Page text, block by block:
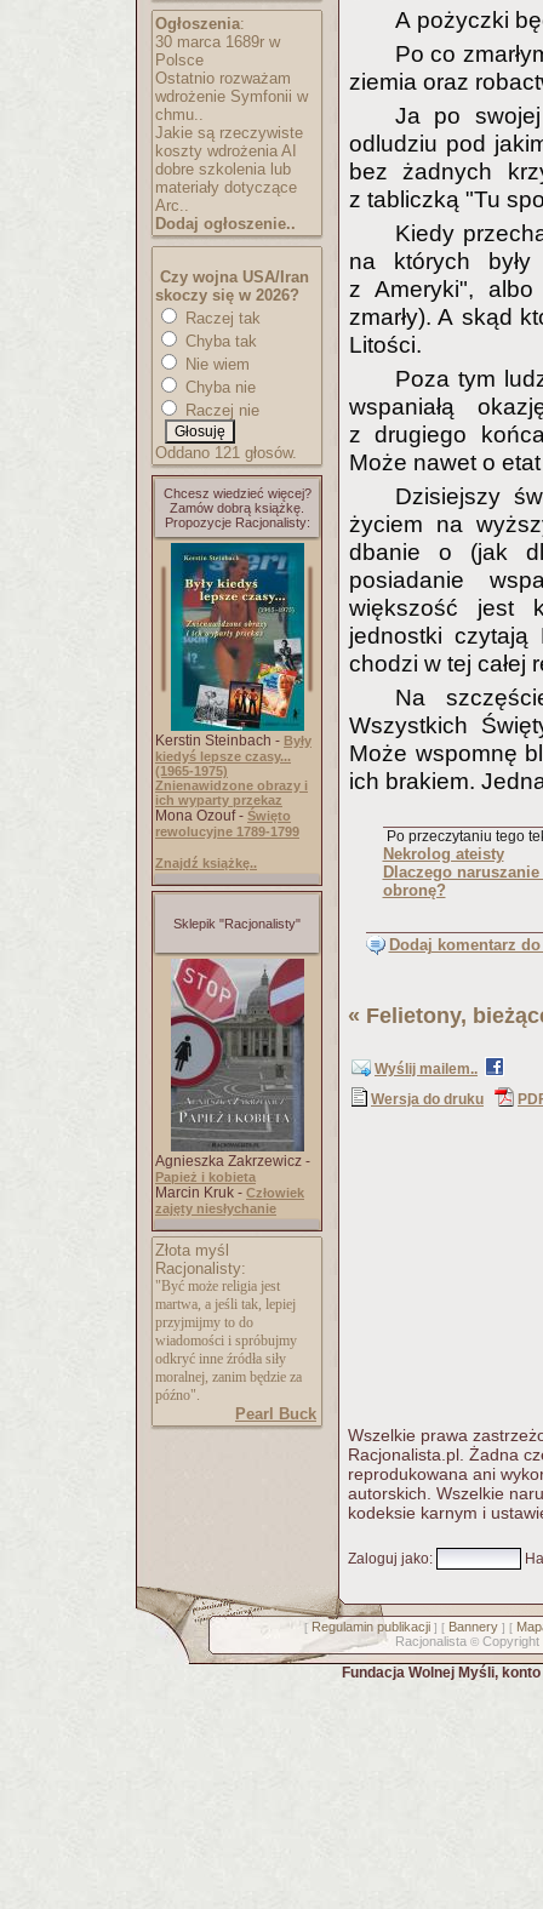
Ogłoszenia:
30 marca 1689r w
Polsce
Ostatnio rozważam
wdrożenie Symfonii w
chmu..
Jakie są rzeczywiste
koszty wdrożenia AI
dobre szkolenia lub
materiały dotyczące
Arc..
Dodaj ogłoszenie..
Czy wojna USA/Iran
skoczy się w 2026?
Raczej tak
Chyba tak
Nie wiem
Chyba nie
Raczej nie
Oddano 121 głosów.
Chcesz wiedzieć więcej?
Zamów dobrą książkę.
Propozycje Racjonalisty:
Kerstin Steinbach - Były
kiedyś lepsze czasy...
(1965-1975)
Znienawidzone obrazy i
ich wyparty przekaz
Mona Ozouf - Święto
rewolucyjne 1789-1799
Znajdź książkę..
Sklepik "Racjonalisty"
Agnieszka Zakrzewicz -
Papież i kobieta
Marcin Kruk - Człowiek
zajęty niesłychanie
Złota myśl
Racjonalisty:
"Być może religia jest
martwa, a jeśli tak, lepiej
przyjmijmy to do
wiadomości i spróbujmy
odkryć inne źródła siły
moralnej, zanim będzie za
późno".
Pearl Buck
A pożyczki
Po co
ziemia oraz
Ja po swojej
odludziu pod
bez żadnych
z tabliczką "Tu
Kiedy
na których były
z Ameryki", albo
zmarły). A skąd
Litości.
Poza tym
wspaniałą
z drugiego
Może nawet o
Dzisiejszy
życiem na
dbanie o (jak
posiadanie
większość jest
jednostki
chodzi w tej całej
Na
Wszystkich
Może wspomnę
ich brakiem.
Po przeczytaniu tego
Nekrolog ateisty
Dlaczego
obronę?
Dodaj komentarz
« Felietony,
Wyślij mailem..
Wersja do druku
Wszelkie prawa
Racjonalista.pl. Żadna
reprodukowana ani
autorskich. Wszelkie
kodeksie karnym i
Zaloguj jako:
[ Regulamin publikacji] [ Bannery] [
Racjonalista © Copyright
Fundacja Wolnej Myśli,